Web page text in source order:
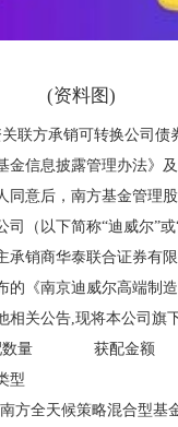
(资料图)
联方承销可转换公司
金信息披露管理办法》
意后，南方基金管理
（以下简称“迪威尔”
销商华泰联合证券有
《南京迪威尔高端制
关公告,现将本公司旗
获配金额
） （元
方全天候策略混合